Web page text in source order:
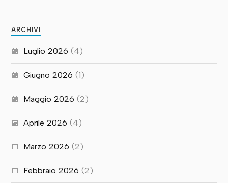
ARCHIVI
Luglio 2026 (4)
Giugno 2026 (1)
Maggio 2026 (2)
Aprile 2026 (4)
Marzo 2026 (2)
Febbraio 2026 (2)